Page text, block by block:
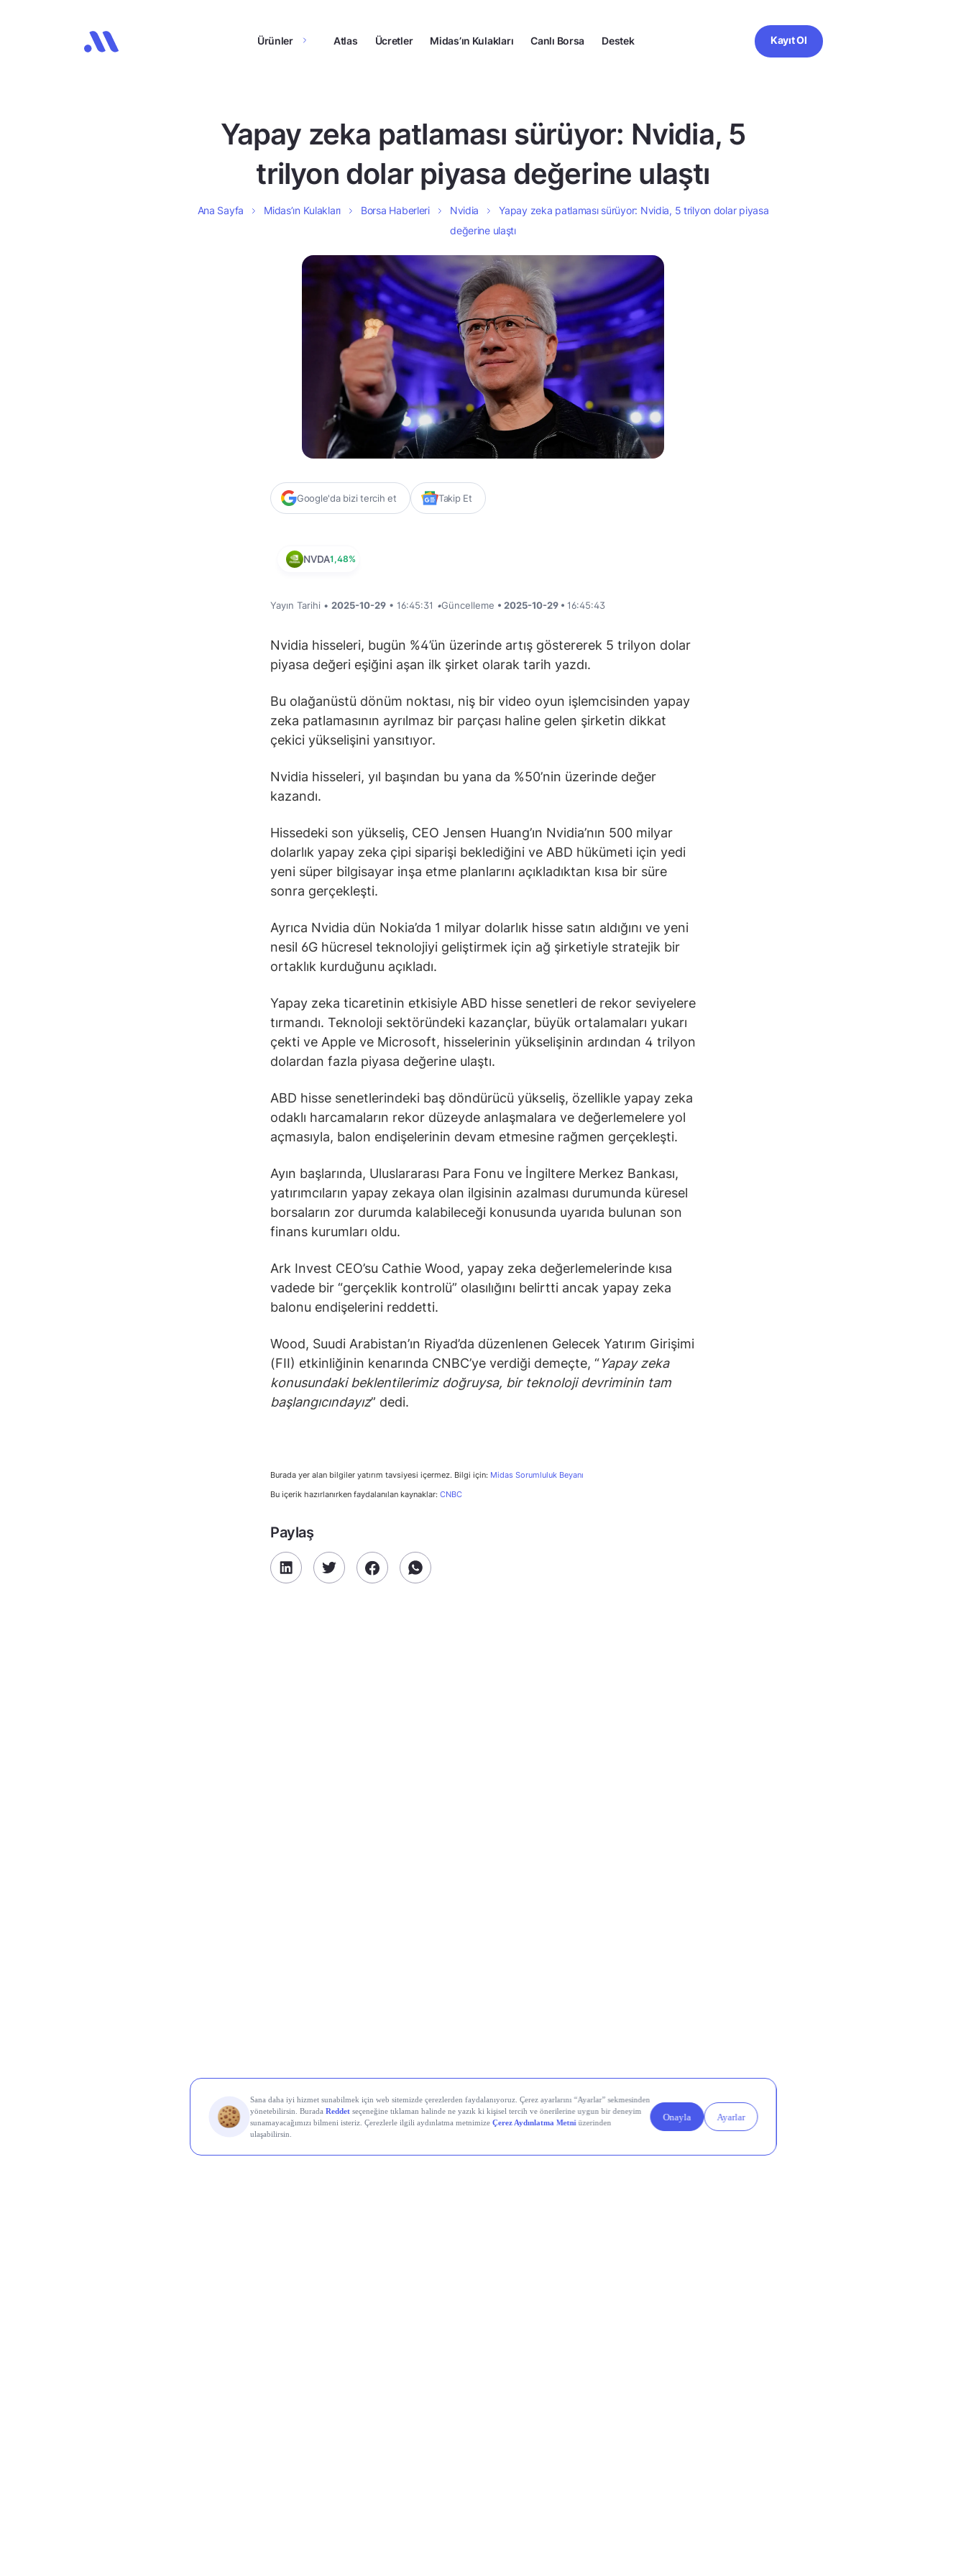
Ürünler Atlas Ücretler Midas’ın Kulakları Canlı Borsa Destek Kayıt Ol
Yapay zeka patlaması sürüyor: Nvidia, 5
trilyon dolar piyasa değerine ulaştı
Ana Sayfa Midas’ın Kulakları Borsa Haberleri Nvidia
Yapay zeka patlaması sürüyor: Nvidia, 5 trilyon dolar piyasa
değerine ulaştı
Google'da bizi tercih et Takip Et
NVDA1,48%
Yayın Tarihi • 2025-10-29 • 16:45:31 •Güncelleme • 2025-10-29 • 16:45:43
Nvidia hisseleri, bugün %4’ün üzerinde artış göstererek 5 trilyon dolar
piyasa değeri eşiğini aşan ilk şirket olarak tarih yazdı.
Bu olağanüstü dönüm noktası, niş bir video oyun işlemcisinden yapay
zeka patlamasının ayrılmaz bir parçası haline gelen şirketin dikkat
çekici yükselişini yansıtıyor.
Nvidia hisseleri, yıl başından bu yana da %50’nin üzerinde değer
kazandı.
Hissedeki son yükseliş, CEO Jensen Huang’ın Nvidia’nın 500 milyar
dolarlık yapay zeka çipi siparişi beklediğini ve ABD hükümeti için yedi
yeni süper bilgisayar inşa etme planlarını açıkladıktan kısa bir süre
sonra gerçekleşti.
Ayrıca Nvidia dün Nokia’da 1 milyar dolarlık hisse satın aldığını ve yeni
nesil 6G hücresel teknolojiyi geliştirmek için ağ şirketiyle stratejik bir
ortaklık kurduğunu açıkladı.
Yapay zeka ticaretinin etkisiyle ABD hisse senetleri de rekor seviyelere
tırmandı. Teknoloji sektöründeki kazançlar, büyük ortalamaları yukarı
çekti ve Apple ve Microsoft, hisselerinin yükselişinin ardından 4 trilyon
dolardan fazla piyasa değerine ulaştı.
ABD hisse senetlerindeki baş döndürücü yükseliş, özellikle yapay zeka
odaklı harcamaların rekor düzeyde anlaşmalara ve değerlemelere yol
açmasıyla, balon endişelerinin devam etmesine rağmen gerçekleşti.
Ayın başlarında, Uluslararası Para Fonu ve İngiltere Merkez Bankası,
yatırımcıların yapay zekaya olan ilgisinin azalması durumunda küresel
borsaların zor durumda kalabileceği konusunda uyarıda bulunan son
finans kurumları oldu.
Ark Invest CEO’su Cathie Wood, yapay zeka değerlemelerinde kısa
vadede bir “gerçeklik kontrolü” olasılığını belirtti ancak yapay zeka
balonu endişelerini reddetti.
Wood, Suudi Arabistan’ın Riyad’da düzenlenen Gelecek Yatırım Girişimi
(FII) etkinliğinin kenarında CNBC’ye verdiği demeçte, “Yapay zeka
konusundaki beklentilerimiz doğruysa, bir teknoloji devriminin tam
başlangıcındayız” dedi.
Burada yer alan bilgiler yatırım tavsiyesi içermez. Bilgi için: Midas Sorumluluk Beyanı
Bu içerik hazırlanırken faydalanılan kaynaklar: CNBC
Paylaş